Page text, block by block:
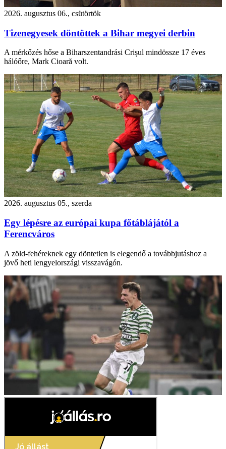
2026. augusztus 06., csütörtök
Tizenegyesek döntöttek a Bihar megyei derbin
A mérkőzés hőse a Biharszentandrási Crișul mindössze 17 éves
hálóőre, Mark Cioară volt.
2026. augusztus 05., szerda
Egy lépésre az európai kupa főtáblájától a
Ferencváros
A zöld-fehéreknek egy döntetlen is elegendő a továbbjutáshoz a
jövő heti lengyelországi visszavágón.